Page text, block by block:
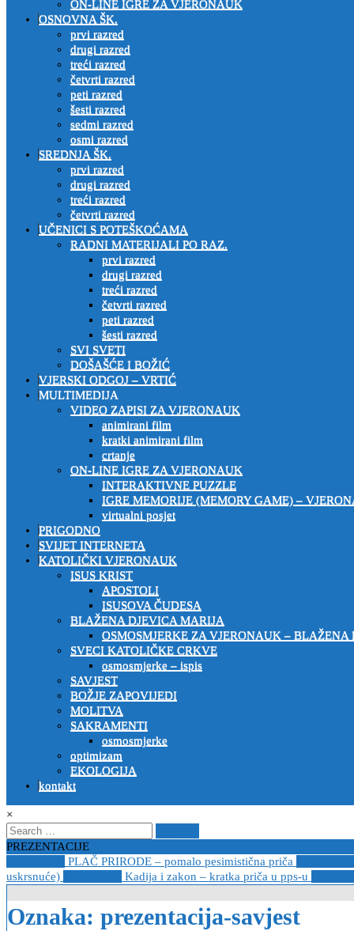
ON-LINE IGRE ZA VJERONAUK
OSNOVNA ŠK.
prvi razred
drugi razred
treći razred
četvrti razred
peti razred
šesti razred
sedmi razred
osmi razred
SREDNJA ŠK.
prvi razred
drugi razred
treći razred
četvrti razred
UČENICI S POTEŠKOĆAMA
RADNI MATERIJALI PO RAZ.
prvi razred
drugi razred
treći razred
četvrti razred
peti razred
šesti razred
SVI SVETI
DOŠAŠĆE I BOŽIĆ
VJERSKI ODGOJ – VRTIĆ
MULTIMEDIJA
VIDEO ZAPISI ZA VJERONAUK
animirani film
kratki animirani film
crtanje
ON-LINE IGRE ZA VJERONAUK
INTERAKTIVNE PUZZLE
IGRE MEMORIJE (MEMORY GAME) –
virtualni posjet
PRIGODNO
SVIJET INTERNETA
KATOLIČKI VJERONAUK
ISUS KRIST
APOSTOLI
ISUSOVA ČUDESA
BLAŽENA DJEVICA MARIJA
OSMOSMJERKE ZA VJERONAUK – BLAŽENA
SVECI KATOLIČKE CRKVE
osmosmjerke – ispis
SAVJEST
BOŽJE ZAPOVIJEDI
MOLITVA
SAKRAMENTI
osmosmjerke
optimizam
EKOLOGIJA
kontakt
×
Search
for:
PREZENTACIJE
PLAČ PRIRODE – pomalo pesimistična priča
uskrsnuće)
Kadija i zakon – kratka priča u pps-u
Oznaka: prezentacija-savjest